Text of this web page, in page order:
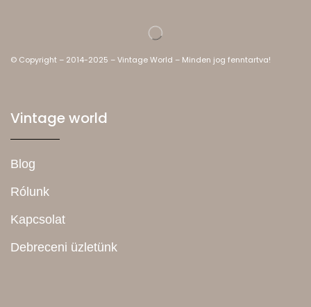
© Copyright – 2014-2025 – Vintage World – Minden jog fenntartva!
Vintage world
Blog
Rólunk
Kapcsolat
Debreceni üzletünk